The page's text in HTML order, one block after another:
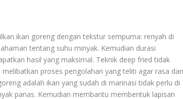
ikan goreng dengan tekstur sempurna: renyah di
tentang suhu minyak. Kemudian durasi
hasil yang maksimal. Teknik deep fried tidak
proses pengolahan yang teliti agar rasa
adalah ikan yang sudah di marinasi tidak perlu di
panas. Kemudian membantu membentuk lapisan